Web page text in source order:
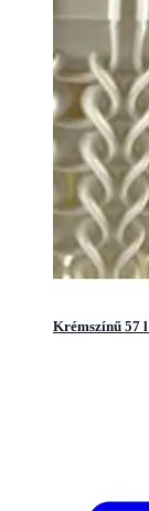
Krémszínű 57